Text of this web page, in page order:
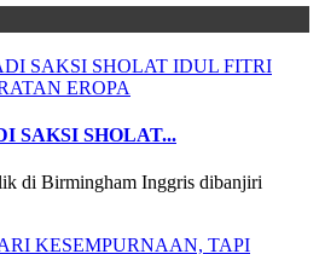
SAKSI SHOLAT...
di Birmingham Inggris dibanjiri